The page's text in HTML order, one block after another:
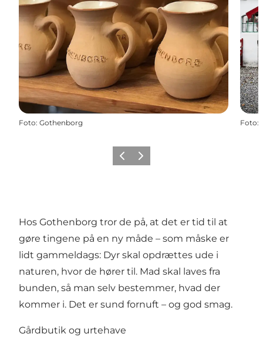
Foto: Gothenborg Foto:
ForrigeNæste
Hos Gothenborg tror de på, at det er tid til at
gøre tingene på en ny måde – som måske er
lidt gammeldags: Dyr skal opdrættes ude i
naturen, hvor de hører til. Mad skal laves fra
bunden, så man selv bestemmer, hvad der
kommer i. Det er sund fornuft – og god smag.
Gårdbutik og urtehave